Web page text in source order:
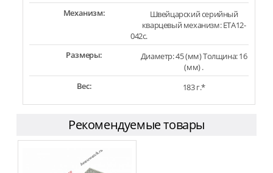
Механизм:
Швейцарский серийный
кварцевый механизм: ETA12-
042c.
Размеры:
Диаметр: 45 (мм) Толщина: 16
(мм) .
Вес:
183 г.*
Рекомендуемые товары